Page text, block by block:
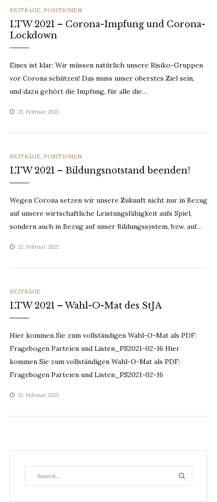
CATEGORIES
BEITRÄGE, POSITIONEN
LTW 2021 – Corona-Impfung und Corona-
Lockdown
Eines ist klar: Wir müssen natürlich unsere Risiko-Gruppen
vor Corona schützen! Das muss unser oberstes Ziel sein,
und dazu gehört die Impfung, für alle die…
21. Februar 2021
CATEGORIES
BEITRÄGE, POSITIONEN
LTW 2021 – Bildungsnotstand beenden!
Wegen Corona setzen wir unsere Zukunft nicht nur in Bezug
auf unsere wirtschaftliche Leistungsfähigkeit aufs Spiel,
sondern auch in Bezug auf unser Bildungssystem, bzw. auf…
21. Februar 2021
CATEGORIES
BEITRÄGE
LTW 2021 – Wahl-O-Mat des StJA
Hier kommen Sie zum vollständigen Wahl-O-Mat als PDF:
Fragebogen Parteien und Listen_PS2021-02-16 Hier
kommen Sie zum vollständigen Wahl-O-Mat als PDF:
Fragebogen Parteien und Listen_PS2021-02-16
21. Februar 2021
for:
Search